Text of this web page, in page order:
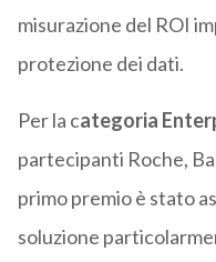
misurazione del ROI
protezione dei dati.
Per la categoria
partecipanti Roche,
primo premio è stato
soluzione